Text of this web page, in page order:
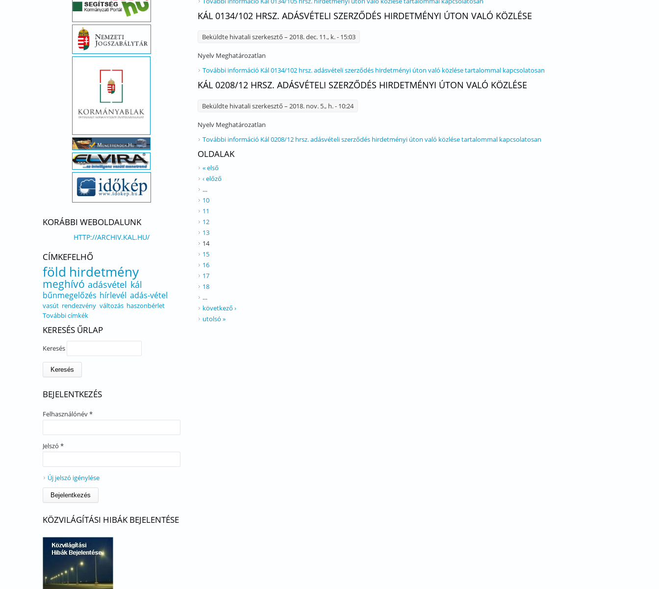
KÁL 0134/102 HRSZ. ADÁSVÉTELI SZERZŐDÉS HIRDETMÉNYI ÚTON VALÓ KÖZLÉSE
Beküldte hivatali szerkesztő – 2018. dec. 11., k. - 15:03
Nyelv Meghatározatlan
További információ Kál 0134/102 hrsz. adásvételi szerződés hirdetményi úton való közlése tartalommal kapcsolatosan
KÁL 0208/12 HRSZ. ADÁSVÉTELI SZERZŐDÉS HIRDETMÉNYI ÚTON VALÓ KÖZLÉSE
Beküldte hivatali szerkesztő – 2018. nov. 5., h. - 10:24
Nyelv Meghatározatlan
További információ Kál 0208/12 hrsz. adásvételi szerződés hirdetményi úton való közlése tartalommal kapcsolatosan
OLDALAK
« első
‹ előző
…
10
11
12
13
14
15
16
17
18
…
következő ›
utolsó »
KORÁBBI WEBOLDALUNK
HTTP://ARCHIV.KAL.HU/
CÍMKEFELHŐ
föld hirdetmény
meghívó adásvétel kál
bűnmegelőzés hírlevél adás-vétel
vasút rendezvény változás haszonbérlet
További címkék
KERESÉS ŰRLAP
Keresés
BEJELENTKEZÉS
Felhasználónév*
Jelszó *
Új jelszó igénylése
KÖZVILÁGÍTÁSI HIBÁK BEJELENTÉSE